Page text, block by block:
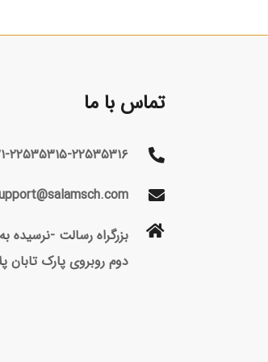
تماس با ما
۰۲۱-۲۲۵۳۵۳۱۵-
دوم روبروی پارک تابان پلاک